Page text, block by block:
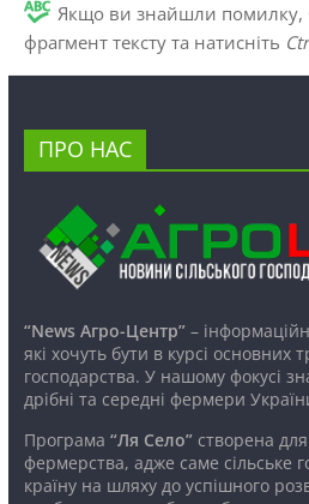
Якщо ви знайшли помилку,
фрагмент тексту та натисніть
ПРО НАС
“News Агро-Центр”–
які хочуть бути в курсі основних
господарства. У нашому фокусі
дрібні та середні фермери
Програма “Ля Село”створена для
фермерства, адже саме сільське
країну на шляху до успішного